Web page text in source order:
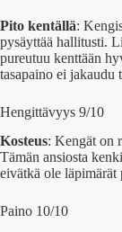
Pito kentällä:
pysäyttää hallitusti.
pureutuu kenttään
tasapaino ei jakaudu
Hengittävyys 9/10
Kosteus: Kengät on
Tämän ansiosta
eivätkä ole läpimärät
Paino 10/10